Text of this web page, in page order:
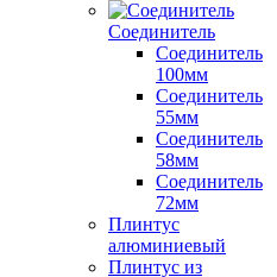
Соединитель
Соединитель
100мм
Соединитель
55мм
Соединитель
58мм
Соединитель
72мм
Плинтус
алюминиевый
Плинтус из